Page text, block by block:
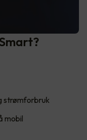
strømforbruk
mobil